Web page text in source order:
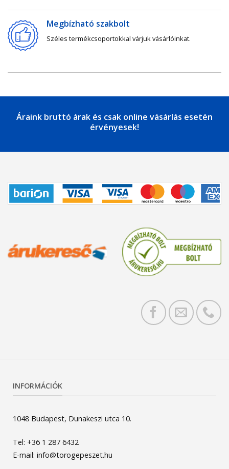
Megbízható szakbolt
Széles termékcsoportokkal várjuk vásárlóinkat.
Áraink bruttó árak és csak online vásárlás esetén
érvényesek!
INFORMÁCIÓK
1048 Budapest, Dunakeszi utca 10.
Tel: +36 1 287 6432
E-mail: info@torogepeszet.hu